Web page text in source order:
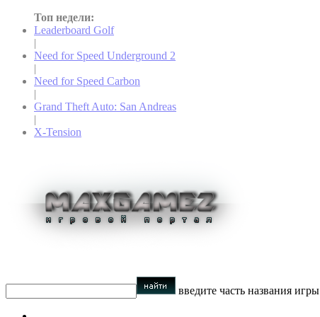
Топ недели:
Leaderboard Golf
|
Need for Speed Underground 2
|
Need for Speed Carbon
|
Grand Theft Auto: San Andreas
|
X-Tension
введите часть названия игры